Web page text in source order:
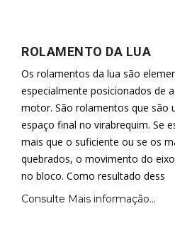
ROLAMENTO DA LUA
Os rolamentos da lua são
especialmente posicionados de
motor. São rolamentos que são
espaço final no virabrequim. Se
mais que o suficiente ou se os
quebrados, o movimento do
no bloco. Como resultado dess
Consulte Mais informação...